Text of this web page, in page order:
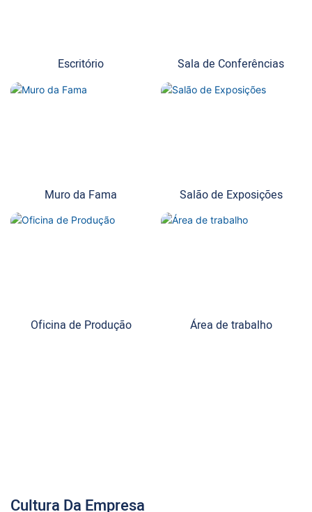
Escritório Sala de Conferências
Muro da Fama Salão de Exposições
Oficina de Produção Área de trabalho
Cultura Da Empresa